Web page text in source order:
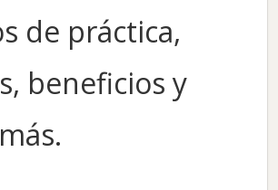
de práctica,
beneficios y